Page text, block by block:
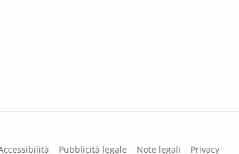
degli impatti territoriali degli interventi sulla rete
Pubblicità legale Note legali Privacy